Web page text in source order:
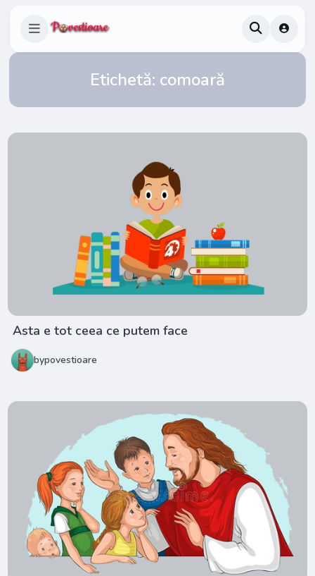
Etichetă: comoară
Asta e tot ceea ce putem face
bypovestioare